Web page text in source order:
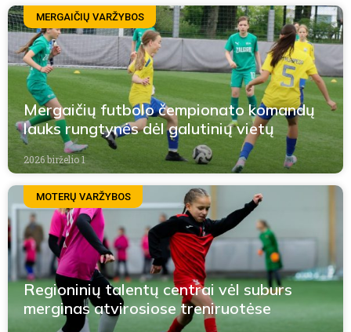
MERGAIČIŲ VARŽYBOS
Mergaičių futbolo čempionato komandų
lauks rungtynės dėl galutinių vietų
2026 birželio 1
MOTERŲ VARŽYBOS
Regioninių talentų centrai vėl suburs
merginas atvirosiose treniruotėse